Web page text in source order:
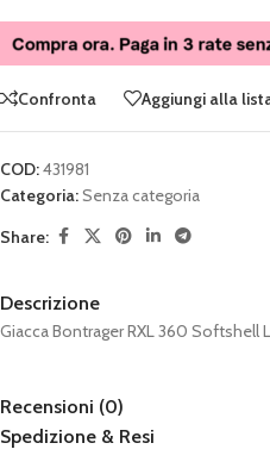
Confronta Aggiungi alla
COD:431981
Categoria:Senza categoria
Share:
Descrizione
Giacca Bontrager RXL 360 Softshell
Recensioni (0)
Spedizione & Resi